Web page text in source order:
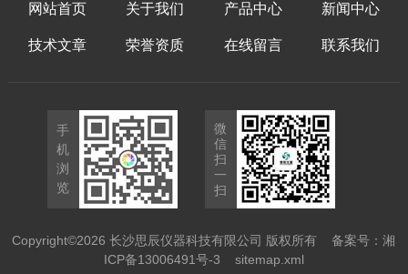
网站首页 关于我们 产品中心 新闻中心
技术文章 荣誉资质 在线留言 联系我们
手
机
浏
览
微
信
扫
一
扫
Copyright©2026 长沙思辰仪器科技有限公司 版权所有备案号：湘
ICP备13006491号-3
sitemap.xml